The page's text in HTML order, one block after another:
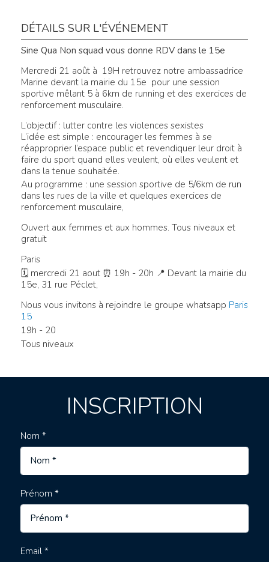
DÉTAILS SUR L'ÉVÉNEMENT
Sine Qua Non squad vous donne RDV dans le 15e
Mercredi 21 août à 19H retrouvez notre ambassadrice
Marine devant la mairie du 15e pour une session
sportive mêlant 5 à 6km de running et des exercices de
renforcement musculaire.
L’objectif : lutter contre les violences sexistes
L’idée est simple : encourager les femmes à se
réapproprier l’espace public et revendiquer leur droit à
faire du sport quand elles veulent, où elles veulent et
dans la tenue souhaitée.
Au programme : une session sportive de 5/6km de run
dans les rues de la ville et quelques exercices de
renforcement musculaire,
Ouvert aux femmes et aux hommes. Tous niveaux et
gratuit
Paris
🗓 mercredi 21 aout ⏰ 19h - 20h 📍 Devant la mairie du
15e, 31 rue Péclet,
Nous vous invitons à rejoindre le groupe whatsapp Paris
15
19h - 20
Tous niveaux
INSCRIPTION
Nom *
Prénom *
Email *